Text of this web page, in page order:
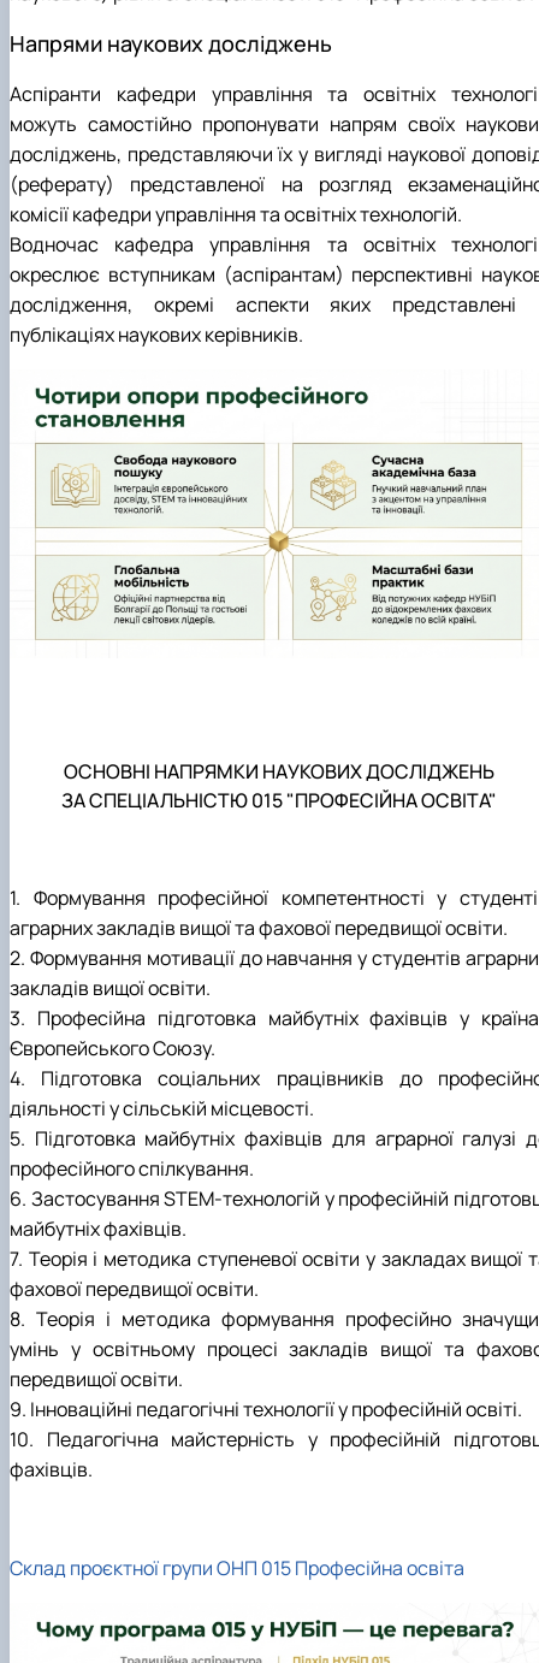
Напрями наукових досліджень
Аспіранти кафедри управління та освітніх
можуть самостійно пропонувати напрям своїх
досліджень, представляючи їх у вигляді наукової
(реферату) представленої на розгляд
комісії кафедри управління та освітніх технологій.
Водночас кафедра управління та освітніх
окреслює вступникам (аспірантам) перспективні
дослідження, окремі аспекти яких представлені
публікаціях наукових керівників.
ОСНОВНІ НАПРЯМКИ НАУКОВИХ ДОСЛІДЖЕНЬ
ЗА СПЕЦІАЛЬНІСТЮ 015 "ПРОФЕСІЙНА ОСВІТА"
1. Формування професійної компетентності у
аграрних закладів вищої та фахової передвищої освіти.
2. Формування мотивації до навчання у студентів
закладів вищої освіти.
3. Професійна підготовка майбутніх фахівців у
Європейського Союзу.
4. Підготовка соціальних працівників до
діяльності у сільській місцевості.
5. Підготовка майбутніх фахівців для аграрної галузі
професійного спілкування.
6. Застосування STEM-технологій у професійній
майбутніх фахівців.
7. Теорія і методика ступеневої освіти у закладах вищої
фахової передвищої освіти.
8. Теорія і методика формування професійно
умінь у освітньому процесі закладів вищої та
передвищої освіти.
9. Інноваційні педагогічні технології у професійній освіті.
10. Педагогічна майстерність у професійній
фахівців.
Склад проєктної групи ОНП 015 Професійна освіта